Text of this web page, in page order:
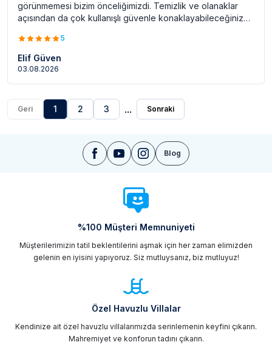
görünmemesi bizim önceliğimizdi. Temizlik ve olanaklar
açısından da çok kullanışlı güvenle konaklayabileceğiniz
gidebileceğiniz ama aynı zamanda yüksek bir bölgede
bulunduğundan kısmen daha serin bir konuma sahip.
Sudenur hanım bizimle konaklamadan 3 gün önce iletişim
5
Elif Güven
03.08.2026
Geri 1 2 3 ... Sonraki
Blog
%100 Müşteri Memnuniyeti
Müşterilerimizin tatil beklentilerini aşmak için her zaman elimizden
gelenin en iyisini yapıyoruz. Siz mutluysanız, biz mutluyuz!
Özel Havuzlu Villalar
Kendinize ait özel havuzlu villalarımızda serinlemenin keyfini çıkarın.
Mahremiyet ve konforun tadını çıkarın.